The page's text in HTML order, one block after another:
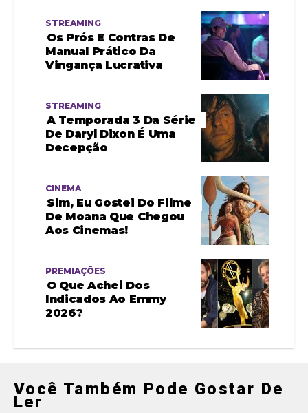
STREAMING
Os Prós E Contras De
Manual Prático Da
Vingança Lucrativa
STREAMING
A Temporada 3 Da Série
De Daryl Dixon É Uma
Decepção
CINEMA
Sim, Eu Gostei Do Filme
De Moana Que Chegou
Aos Cinemas!
PREMIAÇÕES
O Que Achei Dos
Indicados Ao Emmy
2026?
Você Também Pode Gostar De
Ler